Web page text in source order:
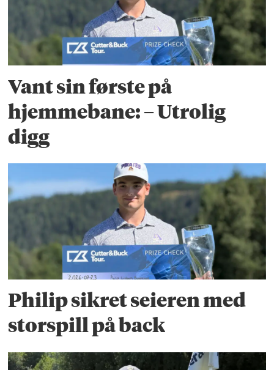
Vant sin første på
hjemmebane: – Utrolig
digg
Philip sikret seieren med
storspill på back